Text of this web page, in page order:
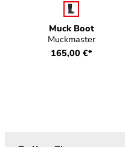
Muck Boot
Muckmaster
Farbe
165,00 €*